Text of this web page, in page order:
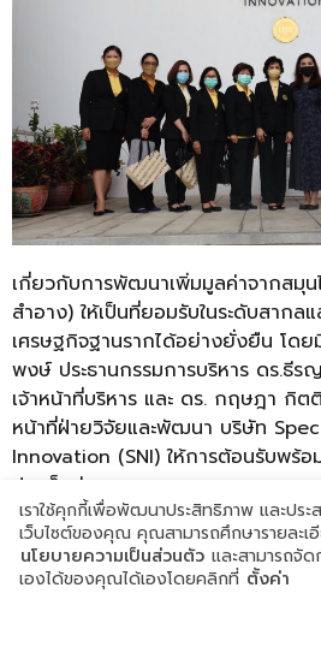
เกี่ยวกับการพัฒนาเพิ่มมูลค่าจากสมุน
สำอาง) ให้เป็นที่ยอมรับในระดับสากล
เศรษฐกิจฐานรากได้อย่างยั่งยืน โด
พงษ์ ประธานกรรมการบริหาร ดร.ธี
เจ้าหน้าที่บริหาร และ ดร. กฤษฎา กิต
หน้าที่ฝ่ายวิจัยและพัฒนา บริษัท
Innovation (SNI) ให้การต้อนรับพร้
ประเด็นต่าง ๆ
#SpecialtyNaturalProduct
#สมุนไพรด้วยผลิตภัณฑ์เครื่อง
เราใช้คุกกี้เพื่อพัฒนาประสิทธิภาพ และประ
เว็บไซต์ของคุณ คุณสามารถศึกษารายละเ
นโยบายความเป็นส่วนตัว และสามารถจั
เองได้ของคุณได้เองโดยคลิกที่ ตั้งค่า